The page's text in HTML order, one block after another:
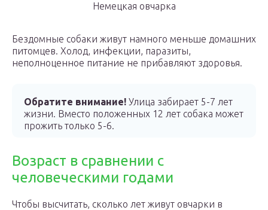
Немецкая овчарка
Бездомные собаки живут намного меньше домашних
питомцев. Холод, инфекции, паразиты,
неполноценное питание не прибавляют здоровья.
Обратите внимание! Улица забирает 5-7 лет
жизни. Вместо положенных 12 лет собака может
прожить только 5-6.
Возраст в сравнении с
человеческими годами
Чтобы высчитать, сколько лет живут овчарки в